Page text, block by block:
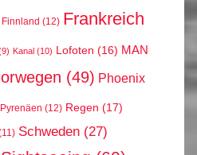
Finnland (12) Frankreich
Kanal (10) Lofoten (16) MAN
(49) Phoenix
Pyrenäen (12) Regen (17)
Schweden (27)